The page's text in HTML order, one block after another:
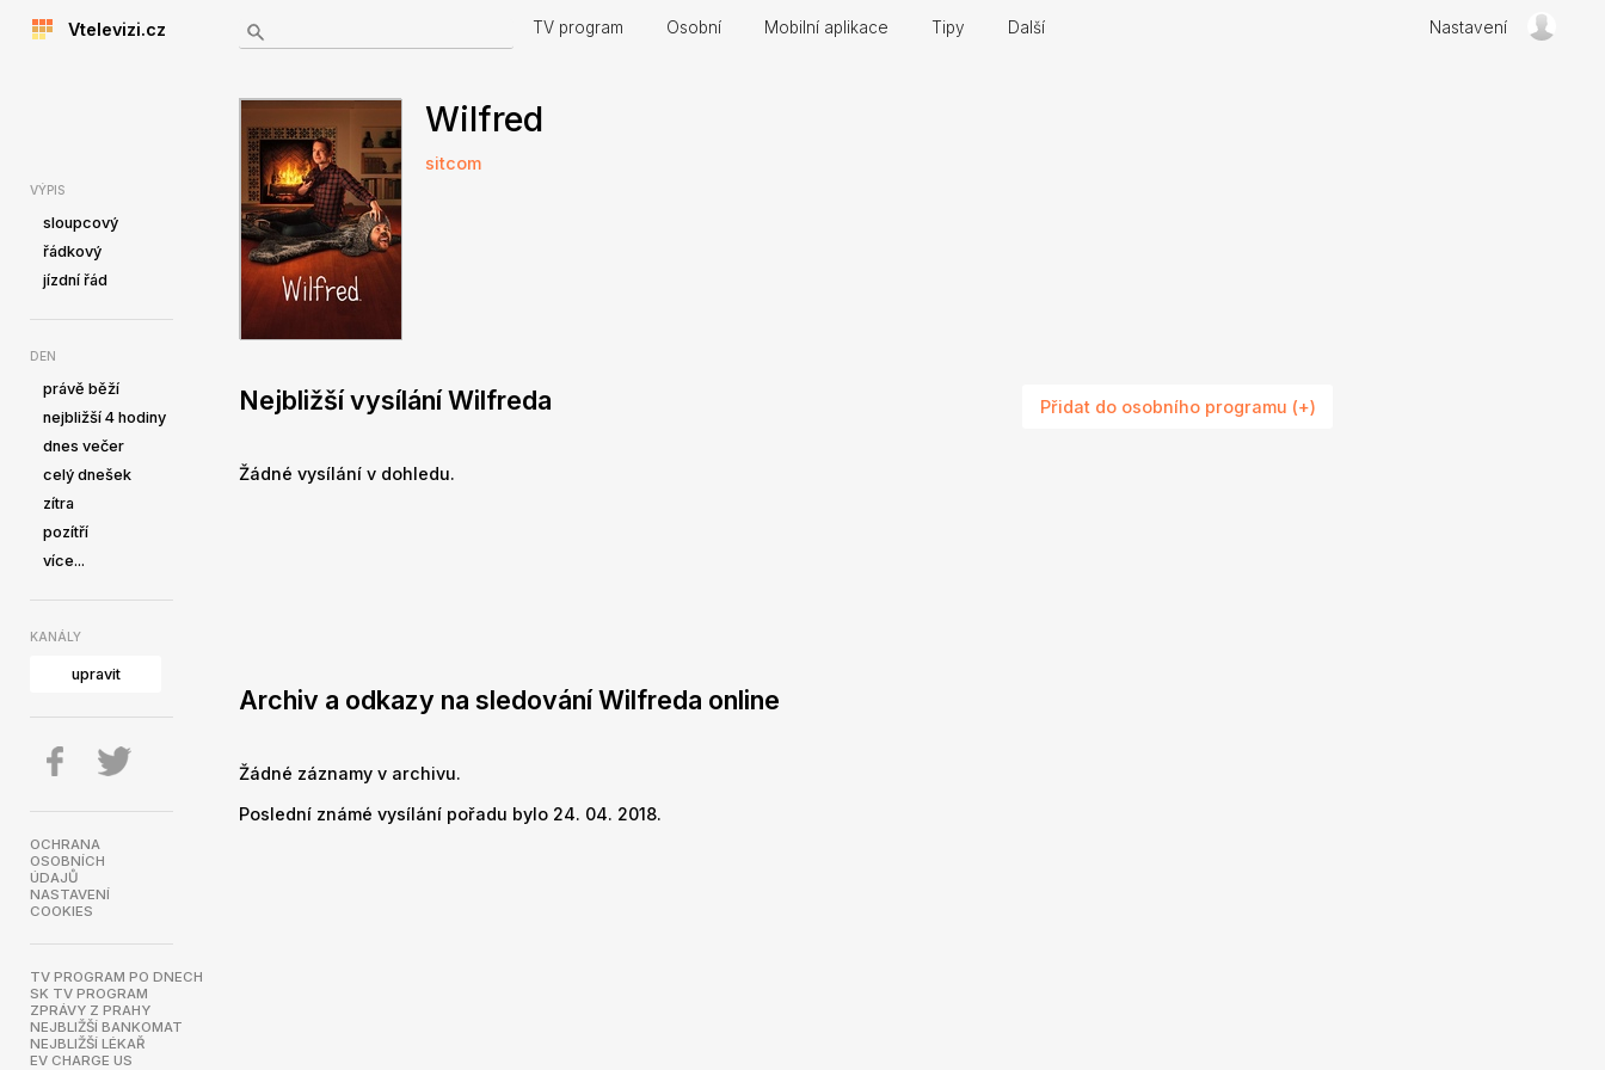
Vtelevizi.cz TV program Osobní Mobilní aplikace Tipy Další Nastavení
VÝPIS
sloupcový
řádkový
jízdní řád
DEN
právě běží
nejbližší 4 hodiny
dnes večer
celý dnešek
zítra
pozítří
více...
KANÁLY
upravit
OCHRANA
OSOBNÍCH
ÚDAJŮ
NASTAVENÍ
COOKIES
TV PROGRAM PO DNECH
SK TV PROGRAM
ZPRÁVY Z PRAHY
NEJBLIŽŠÍ BANKOMAT
NEJBLIŽŠÍ LÉKAŘ
EV CHARGE US
Wilfred
sitcom
Nejbližší vysílání Wilfreda
Žádné vysílání v dohledu.
Archiv a odkazy na sledování Wilfreda online
Žádné záznamy v archivu.
Poslední známé vysílání pořadu bylo 24. 04. 2018.
Přidat do osobního programu (+)